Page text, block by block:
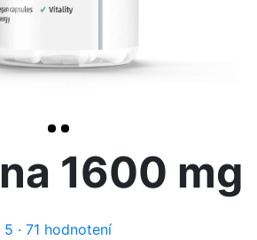
1600 mg
5 · 71 hodnotení